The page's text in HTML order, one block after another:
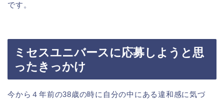
です。
ミセスユニバースに応募しようと思
ったきっかけ
今から４年前の38歳の時に自分の中にある違和感に気づ